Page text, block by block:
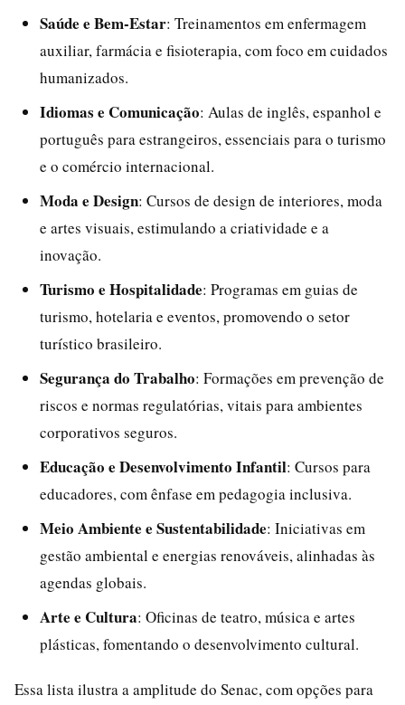
Saúde e Bem-Estar: Treinamentos em enfermagem
auxiliar, farmácia e fisioterapia, com foco em cuidados
humanizados.
Idiomas e Comunicação: Aulas de inglês, espanhol e
português para estrangeiros, essenciais para o turismo
e o comércio internacional.
Moda e Design: Cursos de design de interiores, moda
e artes visuais, estimulando a criatividade e a
inovação.
Turismo e Hospitalidade: Programas em guias de
turismo, hotelaria e eventos, promovendo o setor
turístico brasileiro.
Segurança do Trabalho: Formações em prevenção de
riscos e normas regulatórias, vitais para ambientes
corporativos seguros.
Educação e Desenvolvimento Infantil: Cursos para
educadores, com ênfase em pedagogia inclusiva.
Meio Ambiente e Sustentabilidade: Iniciativas em
gestão ambiental e energias renováveis, alinhadas às
agendas globais.
Arte e Cultura: Oficinas de teatro, música e artes
plásticas, fomentando o desenvolvimento cultural.
Essa lista ilustra a amplitude do Senac, com opções para